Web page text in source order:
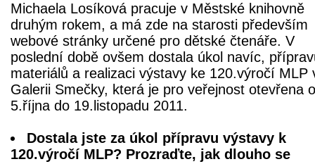
Michaela Losíková pracuje v Městské knihovně
druhým rokem, a má zde na starosti především
webové stránky určené pro dětské čtenáře. V
poslední době ovšem dostala úkol navíc,
materiálů a realizaci výstavy ke 120.výročí MLP
Galerii Smečky, která je pro veřejnost otevřena
5.října do 19.listopadu 2011.
Dostala jste za úkol přípravu výstavy k
120.výročí MLP? Prozraďte, jak dlouho se